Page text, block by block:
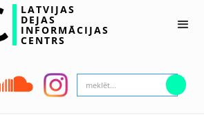
LATVIJAS
DEJAS
INFORMĀCIJAS
CENTRS